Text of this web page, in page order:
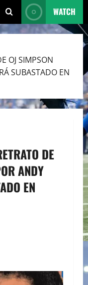
WATCH
OJ SIMPSON
SUBASTADO EN
DE
ANDY
EN